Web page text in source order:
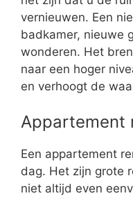
vernieuwen. Een
badkamer, nieuwe
wonderen. Het
naar een hoger
en verhoogt de
Appartement
Een appartement
dag. Het zijn grote
niet altijd even